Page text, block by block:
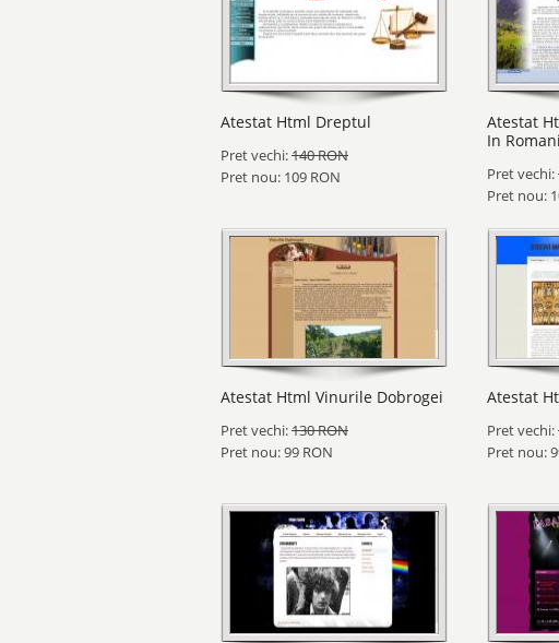
Atestat Html Dreptul
Pret vechi:140 RON
Pret nou: 109 RON
Atestat
In
Pret vechi:
Pret nou:
Atestat Html Vinurile Dobrogei
Pret vechi:130 RON
Pret nou: 99 RON
Atestat
Pret vechi:
Pret nou: